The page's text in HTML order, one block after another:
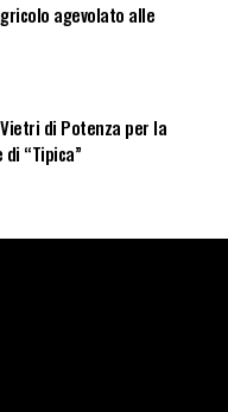
agevolato alle
di Potenza per la
“Tipica”